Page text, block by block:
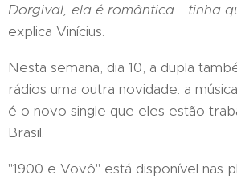
Dorgival, ela é romântica... tinha
explica Vinícius.
Nesta semana, dia 10, a dupla
rádios uma outra novidade: a
é o novo single que eles estão
Brasil.
"1900 e Vovô" está disponível nas